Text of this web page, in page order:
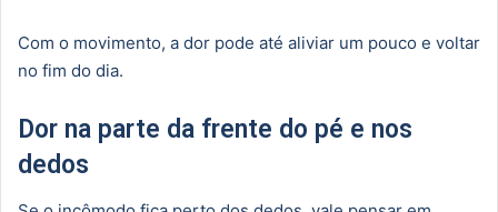
Com o movimento, a dor pode até aliviar um pouco e voltar
no fim do dia.
Dor na parte da frente do pé e nos
dedos